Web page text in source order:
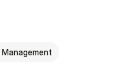
Management